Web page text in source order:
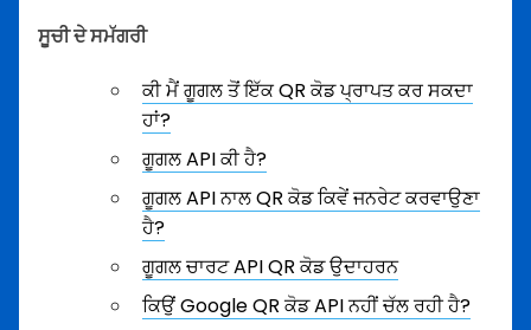
ਸੂਚੀ ਦੇ ਸਮੱਗਰੀ
ਕੀ ਮੈਂ ਗੂਗਲ ਤੋਂ ਇੱਕ QR ਕੋਡ ਪ੍ਰਾਪਤ ਕਰ ਸਕਦਾ
ਹਾਂ?
ਗੂਗਲ API ਕੀ ਹੈ?
ਗੂਗਲ API ਨਾਲ QR ਕੋਡ ਕਿਵੇਂ ਜਨਰੇਟ ਕਰਵਾਉਣਾ
ਹੈ?
ਗੂਗਲ ਚਾਰਟ API QR ਕੋਡ ਉਦਾਹਰਨ
ਕਿਉਂ Google QR ਕੋਡ API ਨਹੀਂ ਚੱਲ ਰਹੀ ਹੈ?